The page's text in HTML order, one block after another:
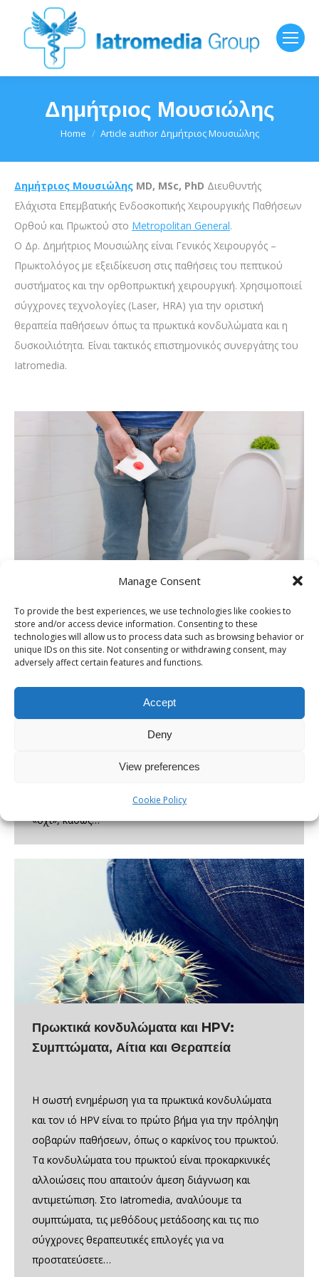
Manage Consent
To provide the best experiences, we use technologies like cookies to
store and/or access device information. Consenting to these
technologies will allow us to process data such as browsing behavior or
unique IDs on this site. Not consenting or withdrawing consent, may
adversely affect certain features and functions.
Accept
Deny
View preferences
Cookie Policy
Δημήτριος Μουσιώλης
You are here:
Home Article author Δημήτριος Μουσιώλης
Δημήτριος Μουσιώλης MD, MSc, PhD Διευθυντής
Eλάχιστα Eπεμβατικής Eνδοσκοπικής Xειρουργικής Παθήσεων
Oρθού και Πρωκτού στο Metropolitan General.
Ο Δρ. Δημήτριος Μουσιώλης είναι Γενικός Χειρουργός –
Πρωκτολόγος με εξειδίκευση στις παθήσεις του πεπτικού
συστήματος και την ορθοπρωκτική χειρουργική. Χρησιμοποιεί
σύγχρονες τεχνολογίες (Laser, HRA) για την οριστική
θεραπεία παθήσεων όπως τα πρωκτικά κονδυλώματα και η
δυσκοιλιότητα. Είναι τακτικός επιστημονικός συνεργάτης του
Iatromedia.
Μπορούν οι αιμορροΐδες να
εξαφανιστούν μόνο με αλοιφή; Όλη η
αλήθεια
παθήσεις του σύγχρονου ανθρώπου, επηρεάζοντας
σχεδόν το 50% του πληθυσμού κάποια στιγμή στη
ζωή του. Το πρώτο ερώτημα που θέτει κάθε ασθενής
όταν έρχεται αντιμέτωπος με τα συμπτώματα είναι:
αλοιφή;». Η απάντηση δεν είναι ένα απλό «ναι» ή
«όχι», καθώς…
Πρωκτικά κονδυλώματα και HPV:
Συμπτώματα, Αίτια και Θεραπεία
Η σωστή ενημέρωση για τα πρωκτικά κονδυλώματα
και τον ιό HPV είναι το πρώτο βήμα για την πρόληψη
σοβαρών παθήσεων, όπως ο καρκίνος του πρωκτού.
Τα κονδυλώματα του πρωκτού είναι προκαρκινικές
αλλοιώσεις που απαιτούν άμεση διάγνωση και
αντιμετώπιση. Στο Iatromedia, αναλύουμε τα
συμπτώματα, τις μεθόδους μετάδοσης και τις πιο
σύγχρονες θεραπευτικές επιλογές για να
προστατεύσετε…